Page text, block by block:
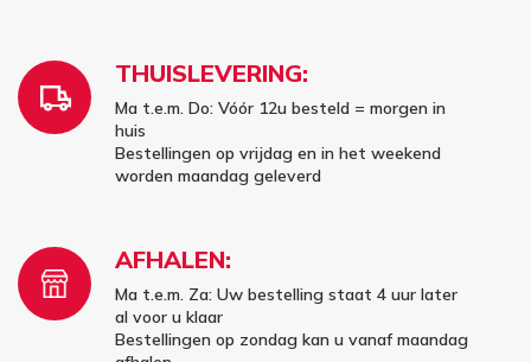
THUISLEVERING:
Ma t.e.m. Do: Vóór 12u besteld = morgen in
huis
Bestellingen op vrijdag en in het weekend
worden maandag geleverd
AFHALEN:
Ma t.e.m. Za: Uw bestelling staat 4 uur later
al voor u klaar
Bestellingen op zondag kan u vanaf maandag